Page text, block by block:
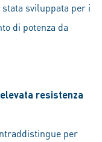
sviluppata per i
di potenza da
resistenza
per